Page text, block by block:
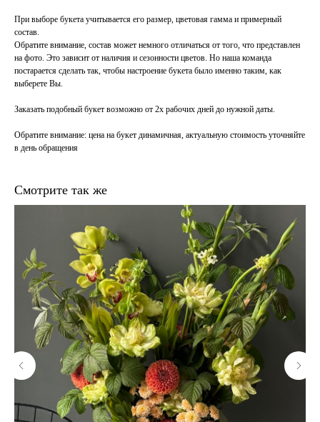
При выборе букета учитывается его размер, цветовая гамма и примерный
состав.
Обратите внимание, состав может немного отличаться от того, что представлен
на фото. Это зависит от наличия и сезонности цветов. Но наша команда
постарается сделать так, чтобы настроение букета было именно таким, как
выберете Вы.
Заказать подобный букет возможно от 2х рабочих дней до нужной даты.
Обратите внимание: цена на букет динамичная, актуальную стоимость уточняйте
в день обращения
Смотрите так же